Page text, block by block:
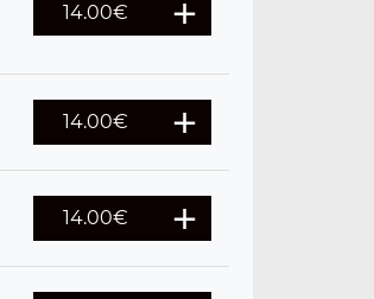
14.00€
14.00€
14.00€